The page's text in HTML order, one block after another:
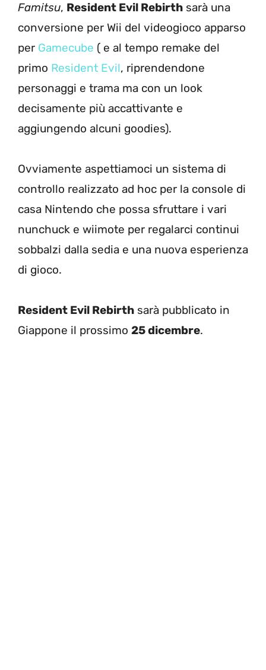
Famitsu, Resident Evil Rebirth sarà una
conversione per Wii del videogioco apparso
per Gamecube ( e al tempo remake del
primo Resident Evil, riprendendone
personaggi e trama ma con un look
decisamente più accattivante e
aggiungendo alcuni goodies).
Ovviamente aspettiamoci un sistema di
controllo realizzato ad hoc per la console di
casa Nintendo che possa sfruttare i vari
nunchuck e wiimote per regalarci continui
sobbalzi dalla sedia e una nuova esperienza
di gioco.
Resident Evil Rebirth sarà pubblicato in
Giappone il prossimo 25 dicembre.